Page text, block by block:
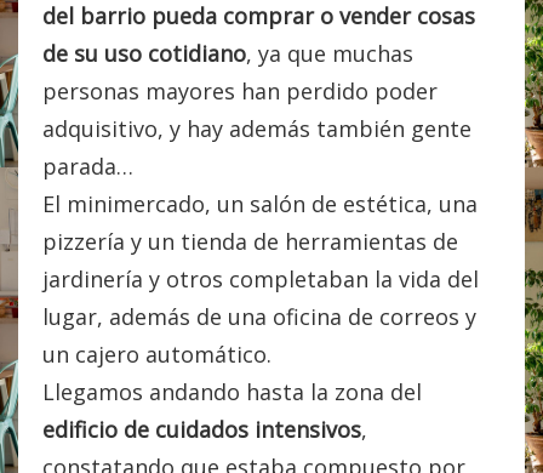
del barrio pueda comprar o vender cosas
de su uso cotidiano, ya que muchas
personas mayores han perdido poder
adquisitivo, y hay además también gente
parada…
El minimercado, un salón de estética, una
pizzería y un tienda de herramientas de
jardinería y otros completaban la vida del
lugar, además de una oficina de correos y
un cajero automático.
Llegamos andando hasta la zona del
edificio de cuidados intensivos,